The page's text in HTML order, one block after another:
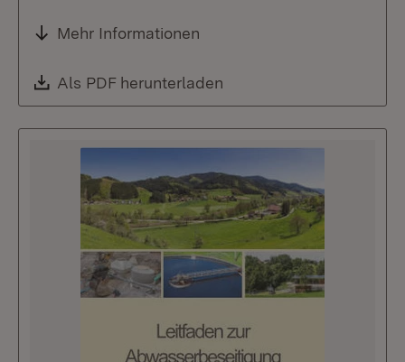
Mehr Informationen
Download:
Als PDF herunterladen